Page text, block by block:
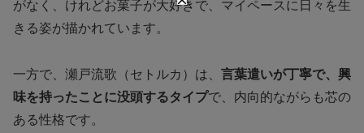
がなく、けれどお菓子が大好きで、マイペースに日々を生
きる姿が描かれています。
一方で、瀬戸流歌（セトルカ）は、 言葉遣いが丁寧で、興
味を持ったことに没頭するタイプで、内向的ながらも芯の
ある性格です。